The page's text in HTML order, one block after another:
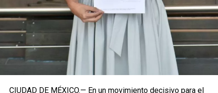
establecidos, manteniendo la continuidad de la
representación parlamentaria del estado.
Fuente: 5to Poder Agencia de Noticias
CIUDAD DE MÉXICO.— En un movimiento decisivo para el